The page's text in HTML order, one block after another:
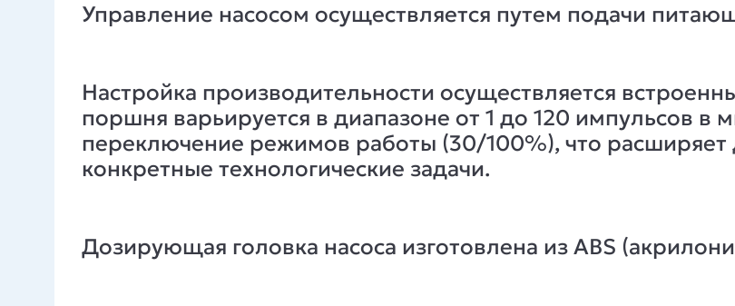
Управление насосом осуществляется путем подачи
Настройка производительности осуществляется
поршня варьируется в диапазоне от 1 до 120 импульсов в
переключение режимов работы (30/100%), что расширяет
конкретные технологические задачи.
Дозирующая головка насоса изготовлена из ABS